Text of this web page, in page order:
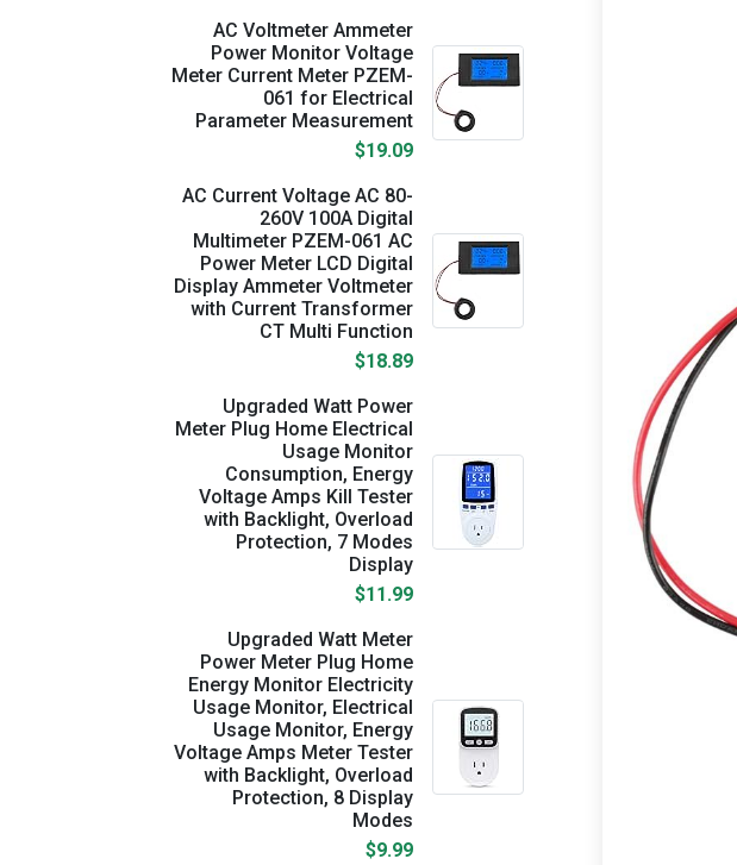
AC Voltmeter Ammeter
Power Monitor Voltage
Meter Current Meter PZEM-
061 for Electrical
Parameter Measurement
$19.09
AC Current Voltage AC 80-
260V 100A Digital
Multimeter PZEM-061 AC
Power Meter LCD Digital
Display Ammeter Voltmeter
with Current Transformer
CT Multi Function
$18.89
Upgraded Watt Power
Meter Plug Home Electrical
Usage Monitor
Consumption, Energy
Voltage Amps Kill Tester
with Backlight, Overload
Protection, 7 Modes
Display
$11.99
Upgraded Watt Meter
Power Meter Plug Home
Energy Monitor Electricity
Usage Monitor, Electrical
Usage Monitor, Energy
Voltage Amps Meter Tester
with Backlight, Overload
Protection, 8 Display
Modes
$9.99